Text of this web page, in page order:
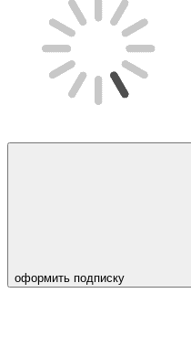
оформить подписку